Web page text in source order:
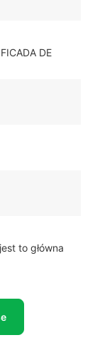
DE
to główna